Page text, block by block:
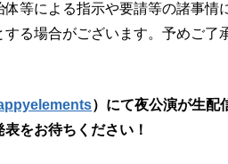
等による指示や要請等の諸事情
る場合がございます。予めご了
）にて夜公演が生配
をお待ちください！